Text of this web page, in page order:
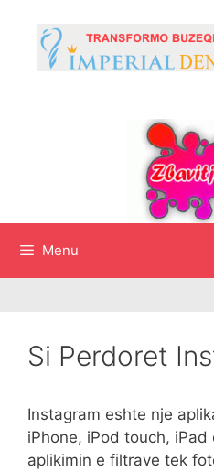
content
Menu
Si Perdoret
Instagram eshte nje
iPhone, iPod touch,
aplikimin e filtrave tek